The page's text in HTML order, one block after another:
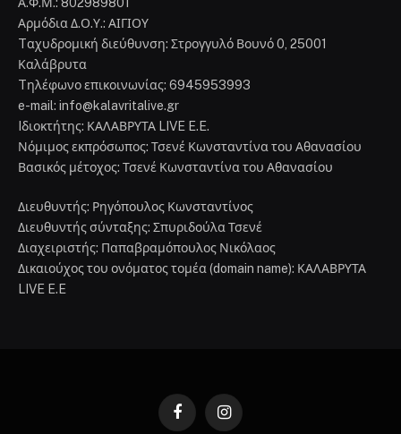
Αρμόδια Δ.Ο.Υ.: ΑΙΓΙΟΥ
Tαχυδρομική διεύθυνση: Στρογγυλό Βουνό 0, 25001
Καλάβρυτα
Tηλέφωνο επικοινωνίας: 6945953993
e-mail: info@kalavritalive.gr
Iδιοκτήτης: ΚΑΛΑΒΡΥΤΑ LIVE E.E.
Νόμιμος εκπρόσωπος: Τσενέ Κωνσταντίνα του Αθανασίου
Βασικός μέτοχος: Τσενέ Κωνσταντίνα του Αθανασίου
Διευθυντής: Ρηγόπουλος Κωνσταντίνος
Διευθυντής σύνταξης: Σπυριδούλα Τσενέ
Διαχειριστής: Παπαβραμόπουλος Νικόλαος
Δικαιούχος του ονόματος τομέα (domain name): ΚΑΛΑΒΡΥΤΑ
LIVE E.E
FacebookInstagram